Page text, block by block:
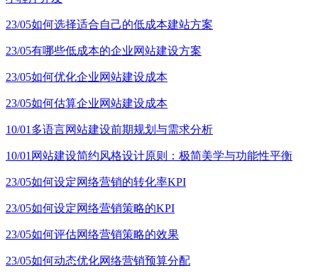
23/05如何选择适合自己的低成本建站方案
23/05有哪些低成本的企业网站建设方案
23/05如何优化企业网站建设成本
23/05如何估算企业网站建设成本
10/01 多语言网站建设前期规划与需求分析
10/01 网站建设简约风格设计原则：极简美学与功能性平衡
23/05如何设定网络营销的转化率KPI
23/05如何设定网络营销策略的KPI
23/05如何评估网络营销策略的效果
23/05如何动态优化网络营销预算分配